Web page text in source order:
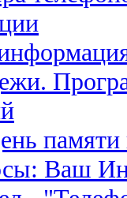
памяти
Ваш